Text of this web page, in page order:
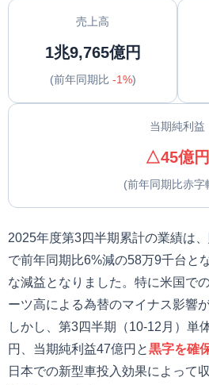
売上高
1兆9,765億円
(前年同期比 -1%)
当期純利益
△45億円
(前年同期比赤字
2025年度第3四半期累計の業績は
で前年同期比6%減の58万9千台と
な減益となりました。特に米国で
ーツ高による為替のマイナス影響
しかし、第3四半期（10-12月）単
円、当期純利益47億円と黒字を確
日本での新型車投入効果によって